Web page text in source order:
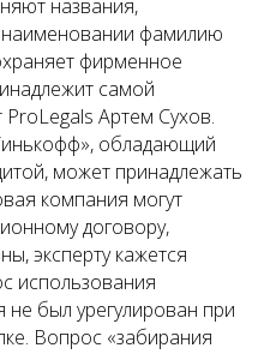
названия,
фамилию
фирменное
самой
Артем Сухов.
обладающий
может принадлежать
компания могут
договору,
эксперту кажется
использования
был урегулирован при
Вопрос «забирания